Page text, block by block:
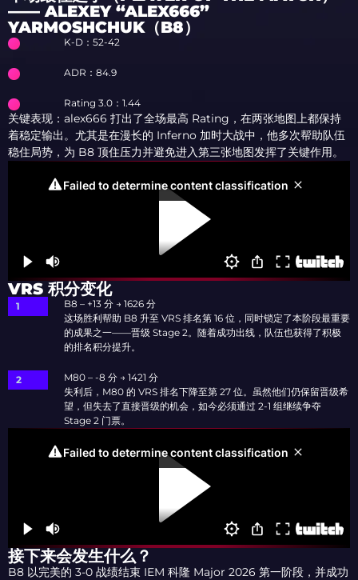
—— ALEXEY “ALEX666”
YARMOSHCHUK（B8）
K-D：52-42
ADR：84.9
Rating 3.0：1.44
关键表现：alex666 打出了全场最高 Rating，在两张地图上都保持
着稳定输出。尤其是在漫长的 Inferno 加时大战中，他多次帮助队伍
稳住局势，为 B8 顶住压力并避免进入第三张地图发挥了关键作用。
VRS 积分变化
B8 – +13 分 → 1626 分
这场胜利帮助 B8 升至 VRS 排名第 16 位，同时锁定了本阶段最重要
的成果之一——晋级 Stage 2。随着成功出线，队伍也获得了积极
的排名积分提升。
M80 – -8 分 → 1421 分
失利后，M80 的 VRS 排名下降至第 27 位。虽然他们仍保留晋级希
望，但失去了直接晋级的机会，如今必须通过 2-1 组继续争夺
Stage 2 门票。
接下来会发生什么？
B8 以完美的 3-0 战绩结束 IEM 科隆 Major 2026 第一阶段，并成功